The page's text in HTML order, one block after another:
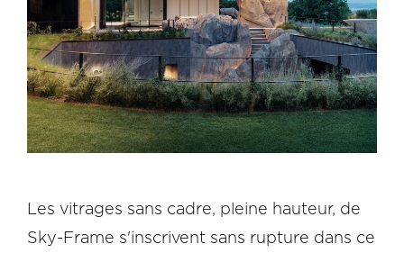
Les vitrages sans cadre, pleine hauteur, de
Sky-Frame s'inscrivent sans rupture dans ce